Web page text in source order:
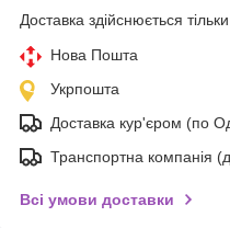
Доставка здійснюється
Нова Пошта
Укрпошта
Доставка кур'єром (по
Транспортна компанія
Всі умови доставки